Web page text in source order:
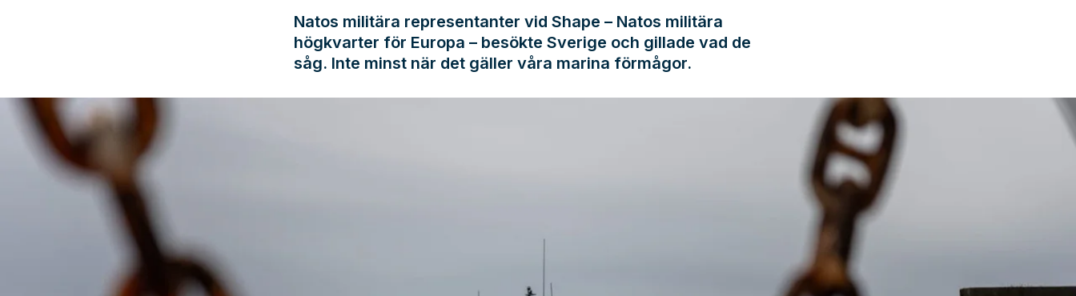
Natos militära representanter vid Shape – Natos militära
högkvarter för Europa – besökte Sverige och gillade vad de
såg. Inte minst när det gäller våra marina förmågor.